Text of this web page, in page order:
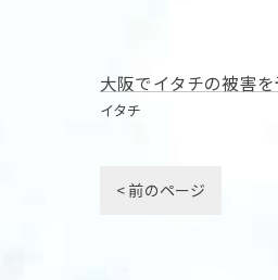
大阪でイタチの被害
イタチ
< 前のページ